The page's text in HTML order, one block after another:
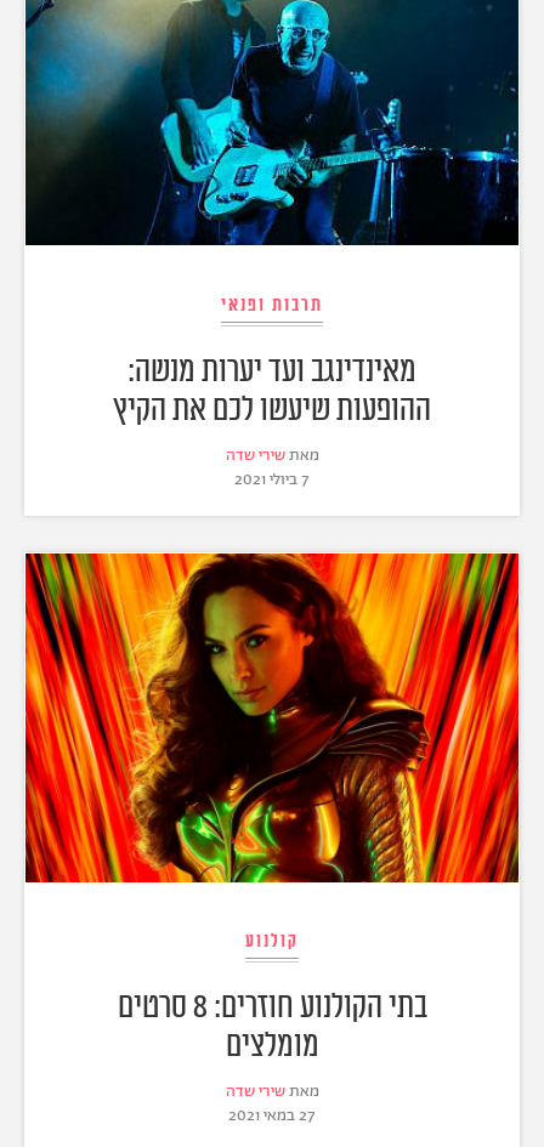
תרבות ופנאי
מאינדינגב ועד יערות מנשה:
ההופעות שיעשו לכם את הקיץ
מאתשירי שדה
7 ביולי 2021
קולנוע
בתי הקולנוע חוזרים: 8 סרטים
מומלצים
מאתשירי שדה
27 במאי 2021